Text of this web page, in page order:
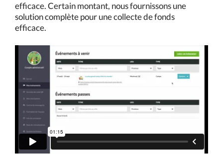
efficace. Certain montant, nous fournissons une
solution complète pour une collecte de fonds
efficace.